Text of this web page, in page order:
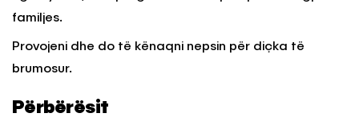
familjes.
Provojeni dhe do të kënaqni nepsin për diçka të
brumosur.
Përbërësit